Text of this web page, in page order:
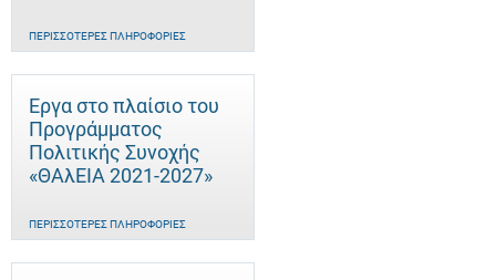
ΠΕΡΙΣΣΌΤΕΡΕΣ ΠΛΗΡΟΦΟΡΊΕΣ
Έργα στο πλαίσιο του
Προγράμματος
Πολιτικής Συνοχής
«ΘΑλΕΙΑ 2021-2027»
ΠΕΡΙΣΣΌΤΕΡΕΣ ΠΛΗΡΟΦΟΡΊΕΣ